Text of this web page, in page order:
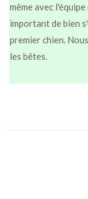
même avec
important de bien
premier chien.
les bêtes.